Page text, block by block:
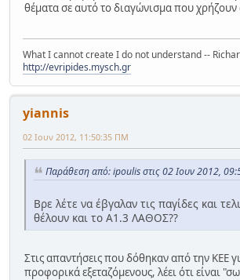
θέματα σε αυτό το διαγώνισμα που χρήζουν
What I cannot create I do not understand --
http://evripides.mysch.gr
yiannis
02 Ιουν 2012, 11:50:35 ΠΜ
Παράθεση από: ipoulis στις 02 Ιουν 2012,
Βρε λέτε να έβγαλαν τις παγίδες και
θέλουν και το Α1.3 ΛΑΘΟΣ??
Στις απαντήσεις που δόθηκαν από την ΚΕΕ
προφορικά εξεταζόμενους, λέει ότι είναι